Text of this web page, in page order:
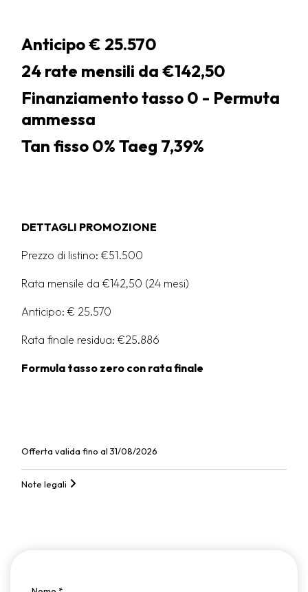
Anticipo € 25.570
24 rate mensili da €142,50
Finanziamento tasso 0 - Permuta
ammessa
Tan fisso 0% Taeg 7,39%
DETTAGLI PROMOZIONE
Prezzo di listino: €51.500
Rata mensile da €142,50 (24 mesi)
Anticipo: € 25.570
Rata finale residua: €25.886
Formula tasso zero con rata finale
Offerta valida fino al 31/08/2026
Note legali